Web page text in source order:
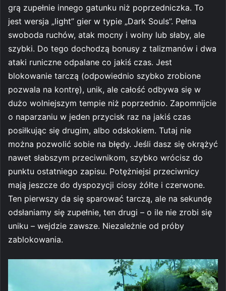
grą zupełnie innego gatunku niż poprzedniczka. To
jest wersja „light” gier w typie „Dark Souls”. Pełna
swoboda ruchów, atak mocny i wolny lub słaby, ale
szybki. Do tego dochodzą bonusy z talizmanów i dwa
ataki runiczne odpalane co jakiś czas. Jest
blokowanie tarczą (odpowiednio szybko zrobione
pozwala na kontrę), unik, ale całość odbywa się w
dużo wolniejszym tempie niż poprzednio. Zapomnijcie
o naparzaniu w jeden przycisk raz na jakiś czas
posiłkując się drugim, albo odskokiem. Tutaj nie
można pozwolić sobie na błędy. Jeśli dasz się okrążyć
nawet słabszym przeciwnikom, szybko wrócisz do
punktu ostatniego zapisu. Potężniejsi przeciwnicy
mają jeszcze do dyspozycji ciosy żółte i czerwone.
Ten pierwszy da się sparować tarczą, ale na sekundę
odsłaniamy się zupełnie, ten drugi – o ile nie zrobi się
uniku – wejdzie zawsze. Niezależnie od próby
zablokowania.